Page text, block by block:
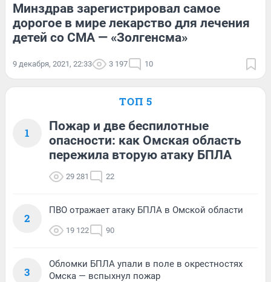
Минздрав зарегистрировал самое
дорогое в мире лекарство для лечения
детей со СМА — «Золгенсма»
9 декабря, 2021, 22:33 3 197 10
ТОП 5
1
Пожар и две беспилотные
опасности: как Омская область
пережила вторую атаку БПЛА
29 281 22
2
ПВО отражает атаку БПЛА в Омской области
19 122 90
3
Обломки БПЛА упали в поле в окрестностях
Омска — вспыхнул пожар